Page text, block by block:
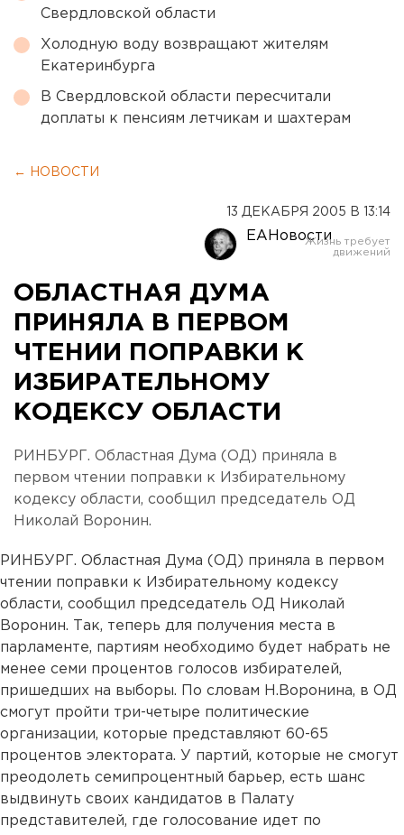
Свердловской области
Холодную воду возвращают жителям
Екатеринбурга
В Свердловской области пересчитали
доплаты к пенсиям летчикам и шахтерам
← НОВОСТИ
13 ДЕКАБРЯ 2005 В 13:14
ЕАНовости
ОБЛАСТНАЯ ДУМА
ПРИНЯЛА В ПЕРВОМ
ЧТЕНИИ ПОПРАВКИ К
ИЗБИРАТЕЛЬНОМУ
КОДЕКСУ ОБЛАСТИ
РИНБУРГ. Областная Дума (ОД) приняла в
первом чтении поправки к Избирательному
кодексу области, сообщил председатель ОД
Николай Воронин.
РИНБУРГ. Областная Дума (ОД) приняла в первом
чтении поправки к Избирательному кодексу
области, сообщил председатель ОД Николай
Воронин. Так, теперь для получения места в
парламенте, партиям необходимо будет набрать не
менее семи процентов голосов избирателей,
пришедших на выборы. По словам Н.Воронина, в ОД
смогут пройти три-четыре политические
организации, которые представляют 60-65
процентов электората. У партий, которые не смогут
преодолеть семипроцентный барьер, есть шанс
выдвинуть своих кандидатов в Палату
представителей, где голосование идет по